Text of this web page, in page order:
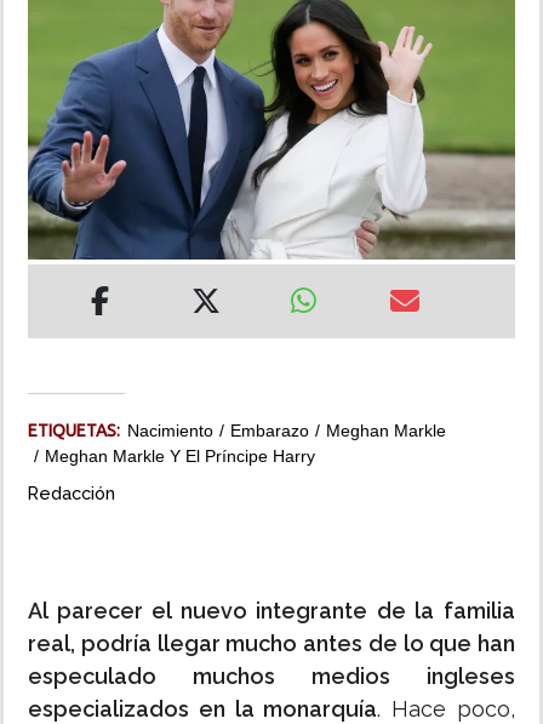
DEPORTES
MUNDO
INSÓLITAS
MULTIMEDIA
ETIQUETAS: Nacimiento Embarazo
Meghan Markle
Meghan Markle Y El Príncipe Harry
Redacción
Al parecer el nuevo integrante de la familia
real, podría llegar mucho antes de lo que han
especulado muchos medios ingleses
especializados en la monarquía. Hace poco,